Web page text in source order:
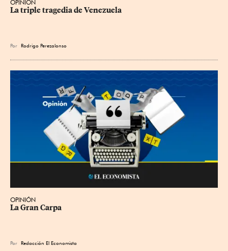
OPINIÓN
La triple tragedia de Venezuela
Por Rodrigo Perezalonso
OPINIÓN
La Gran Carpa
Por Redacción El Economista